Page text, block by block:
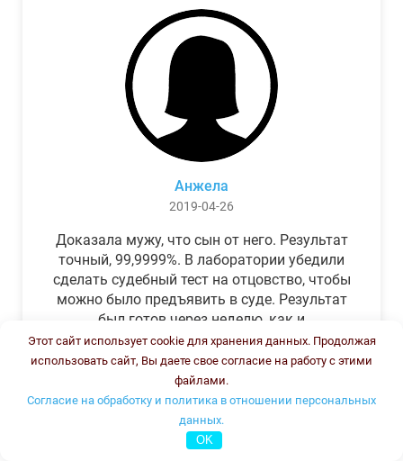
Анжела
2019-04-26
Доказала мужу, что сын от него. Результат
точный, 99,9999%. В лаборатории убедили
сделать судебный тест на отцовство, чтобы
можно было предъявить в суде. Результат
был готов через неделю, как и
обещали.Теперь муж бегает и извиняется.
Этот сайт использует cookie для хранения данных. Продолжая
использовать сайт, Вы даете свое согласие на работу с этими
файлами.
Согласие на обработку и политика в отношении персональных
данных.
OK